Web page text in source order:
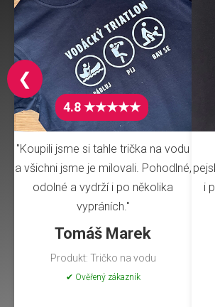
4.8 ★★★★★
"Koupili jsme si tahle trička na vodu
a všichni jsme je milovali. Pohodlné,
odolné a vydrží i po několika
vypráních."
Tomáš Marek
Produkt: Tričko na vodu
✔ Ověřený zákazník
i
❮